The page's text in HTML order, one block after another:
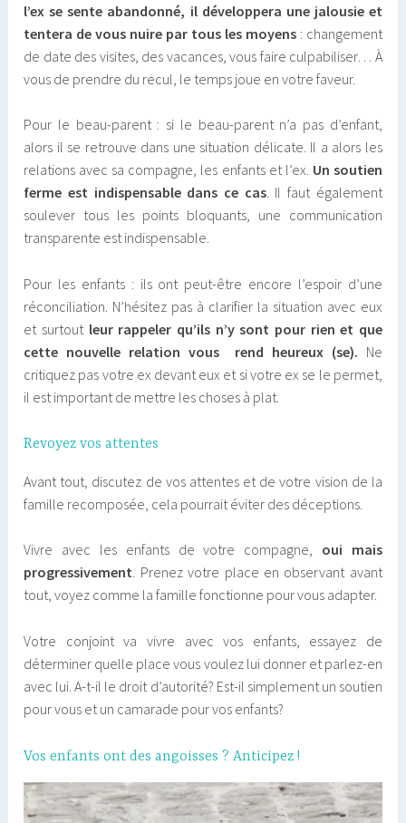
l’ex se sente abandonné, il développera une jalousie et
tentera de vous nuire par tous les moyens: changement
de date des visites, des vacances, vous faire culpabiliser… À
vous de prendre du recul, le temps joue en votre faveur.
Pour le beau-parent : si le beau-parent n’a pas d’enfant,
alors il se retrouve dans une situation délicate. Il a alors les
relations avec sa compagne, les enfants et l’ex. Un soutien
ferme est indispensable dans ce cas. Il faut également
soulever tous les points bloquants, une communication
transparente est indispensable.
Pour les enfants : ils ont peut-être encore l’espoir d’une
réconciliation. N’hésitez pas à clarifier la situation avec eux
et surtout leur rappeler qu’ils n’y sont pour rien et que
cette nouvelle relation vous rend heureux (se). Ne
critiquez pas votre ex devant eux et si votre ex se le permet,
il est important de mettre les choses à plat.
Revoyez vos attentes
Avant tout, discutez de vos attentes et de votre vision de la
famille recomposée, cela pourrait éviter des déceptions.
Vivre avec les enfants de votre compagne, oui mais
progressivement. Prenez votre place en observant avant
tout, voyez comme la famille fonctionne pour vous adapter.
Votre conjoint va vivre avec vos enfants, essayez de
déterminer quelle place vous voulez lui donner et parlez-en
avec lui. A-t-il le droit d’autorité? Est-il simplement un soutien
pour vous et un camarade pour vos enfants?
Vos enfants ont des angoisses ? Anticipez !